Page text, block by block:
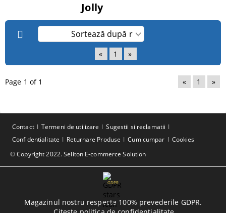
Jolly
« 1 »
Page 1 of 1 « 1 »
© Copyright 2022. Seliton E-commerce Solution
Contact Termeni de utilizare
Sugestii si reclamatii
Confidentialitate
Returnare Produse Cum cumpar Cookies
GDPR
Magazinul nostru respecta 100% prevederile GDPR.